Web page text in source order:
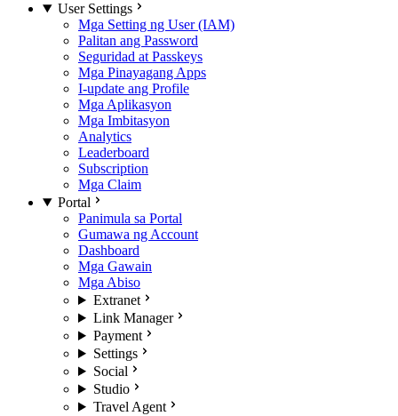
User Settings
Mga Setting ng User (IAM)
Palitan ang Password
Seguridad at Passkeys
Mga Pinayagang Apps
I-update ang Profile
Mga Aplikasyon
Mga Imbitasyon
Analytics
Leaderboard
Subscription
Mga Claim
Portal
Panimula sa Portal
Gumawa ng Account
Dashboard
Mga Gawain
Mga Abiso
Extranet
Link Manager
Payment
Settings
Social
Studio
Travel Agent